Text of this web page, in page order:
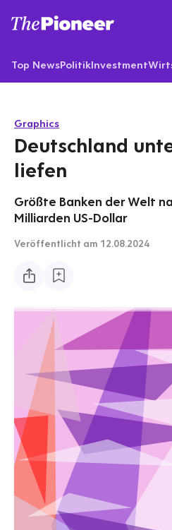
Top NewsPolitikInvestment
Graphics
Deutschland
liefen
Größte Banken der Welt
Milliarden US-Dollar
Veröffentlicht am 12.08.2024